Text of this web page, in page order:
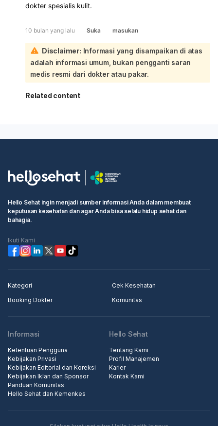
dokter spesialis kulit.
10 bulan yang lalu Suka masukan
Disclaimer: Informasi yang disampaikan di atas
adalah informasi umum, bukan pengganti saran
medis resmi dari dokter atau pakar.
Related content
Hello Sehat ingin menjadi sumber informasi Anda dalam membuat
keputusan kesehatan dan agar Anda bisa selalu hidup sehat dan
bahagia.
Ikuti Kami
Kategori
Cek Kesehatan
Booking Dokter
Komunitas
Informasi
Ketentuan Pengguna
Kebijakan Privasi
Kebijakan Editorial dan Koreksi
Kebijakan Iklan dan Sponsor
Panduan Komunitas
Hello Sehat dan Kemenkes
Hello Sehat
Tentang Kami
Profil Manajemen
Karier
Kontak Kami